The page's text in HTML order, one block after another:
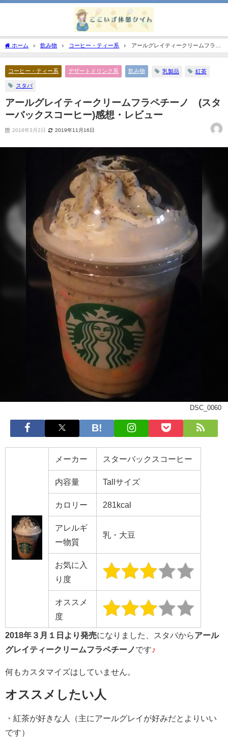
ホーム 飲み物 コーヒー・ティー系
アールグレイティークリームフラペ
チーノ®(スターバックスコーヒー)感想・レビュー
コーヒー・ティー系 デザートドリンク系 飲み物 乳製品 紅茶
スタバ
アールグレイティークリームフラペチーノ®(スタ
ーバックスコーヒー)感想・レビュー
2018年3月2日 2019年11月16日
DSC_0060
メーカー スターバックスコーヒー
内容量 Tallサイズ
カロリー 281kcal
アレルギ
ー物質
乳・大豆
お気に入
り度
オススメ
度
2018年３月１日より発売になりました、スタバからアール
グレイティークリームフラペチーノです ♪
何もカスタマイズはしていません。
オススメしたい人
・紅茶が好きな人（主にアールグレイが好みだとよりいい
です）